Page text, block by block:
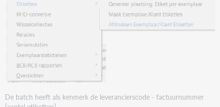
De batch heeft als kenmerk de leverancierscode - factuurnummer